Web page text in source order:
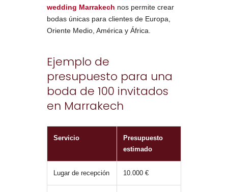
wedding Marrakech nos permite crear
bodas únicas para clientes de Europa,
Oriente Medio, América y África.
Ejemplo de
presupuesto para una
boda de 100 invitados
en Marrakech
Servicio
Presupuesto
estimado
Lugar de recepción 10.000 €